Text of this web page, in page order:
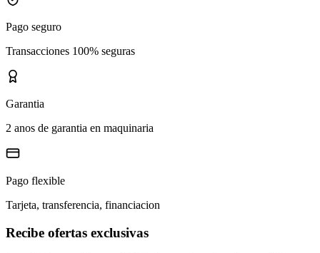
Pago seguro
Transacciones 100% seguras
Garantia
2 anos de garantia en maquinaria
Pago flexible
Tarjeta, transferencia, financiacion
Recibe ofertas exclusivas